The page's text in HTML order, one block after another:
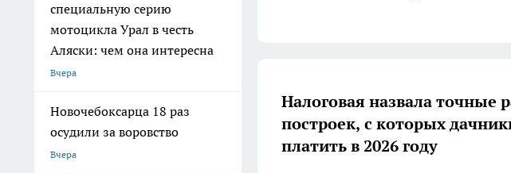
специальную серию
мотоцикла Урал в честь
Аляски: чем она интересна
Вчера
Новочебоксарца 18 раз
осудили за воровство
Вчера
Налоговая назвала точные
построек, с которых
платить в 2026 году